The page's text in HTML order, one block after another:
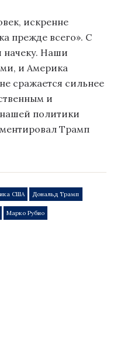
искренне
прежде всего». С
начеку. Наши
и Америка
сражается сильнее
и
политики
Трамп
США Дональд Трамп
Марко Рубио